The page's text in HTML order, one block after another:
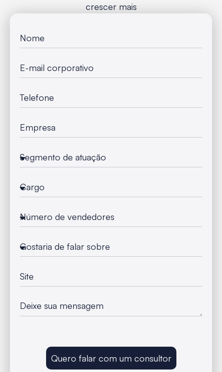
crescer mais
Quero falar com um consultor